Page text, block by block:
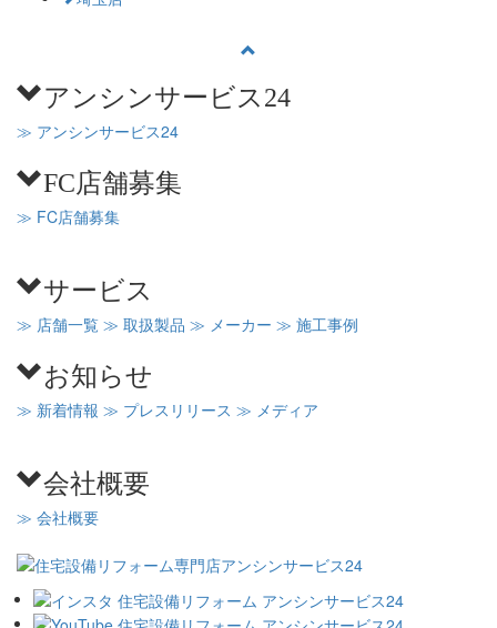
アンシンサービス24
≫ アンシンサービス24
FC店舗募集
≫ FC店舗募集
サービス
≫ 店舗一覧 ≫ 取扱製品 ≫ メーカー ≫ 施工事例
お知らせ
≫ 新着情報 ≫ プレスリリース ≫ メディア
会社概要
≫ 会社概要